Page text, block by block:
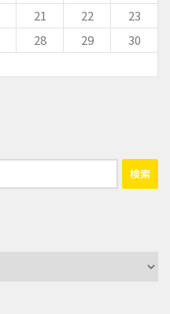
21 22
23
28 29
30